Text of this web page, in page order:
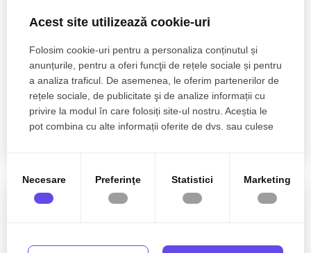
Studio premium | vedere la Parcul Cișmigiu |
Complet renovat
Bucuresti, Cismigiu 135.000€
0% comision Rep. exclusiva
Acest site utilizează cookie-uri
Folosim cookie-uri pentru a personaliza conținutul și
anunțurile, pentru a oferi funcţii de rețele sociale și pentru
a analiza traficul. De asemenea, le oferim partenerilor de
rețele sociale, de publicitate şi de analize informații cu
privire la modul în care folosiți site-ul nostru. Aceștia le
pot combina cu alte informații oferite de dvs. sau culese
Necesare Preferinţe Statistici Marketing